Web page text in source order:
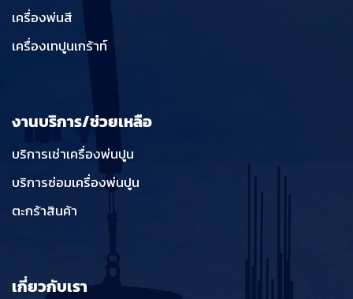
เครื่องพ่นสี
เครื่องเทปูนเกร้าท์
งานบริการ/ช่วยเหลือ
บริการเช่าเครื่องพ่นปูน
บริการซ่อมเครื่องพ่นปูน
ตะกร้าสินค้า
เกี่ยวกับเรา